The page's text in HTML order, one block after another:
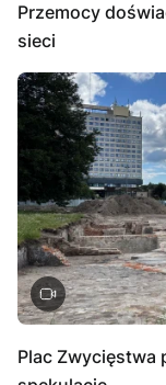
Przemocy
sieci
Plac Zwycięstwa